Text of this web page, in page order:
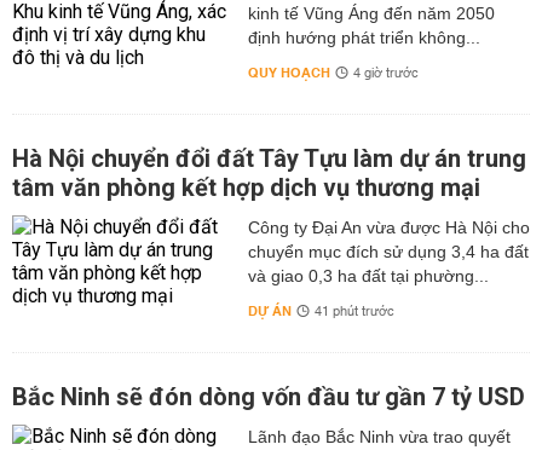
kinh tế Vũng Áng đến năm 2050
định hướng phát triển không...
QUY HOẠCH 4 giờ trước
Hà Nội chuyển đổi đất Tây Tựu làm dự án trung
tâm văn phòng kết hợp dịch vụ thương mại
Công ty Đại An vừa được Hà Nội cho
chuyển mục đích sử dụng 3,4 ha đất
và giao 0,3 ha đất tại phường...
DỰ ÁN 41 phút trước
Bắc Ninh sẽ đón dòng vốn đầu tư gần 7 tỷ USD
Lãnh đạo Bắc Ninh vừa trao quyết